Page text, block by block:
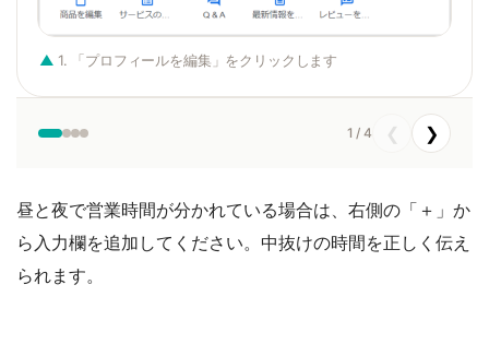
1. 「プロフィールを編集」をクリックします
1 / 4 ❮ ❯
昼と夜で営業時間が分かれている場合は、右側の「＋」か
ら入力欄を追加してください。中抜けの時間を正しく伝え
られます。